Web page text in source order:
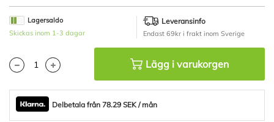
bildgalleriet
Lagersaldo
Skickas inom 1-3 dagar
Leveransinfo
Endast 69kr i frakt inom Sverige
Lägg i varukorgen
Delbetala från 78.29 SEK / mån